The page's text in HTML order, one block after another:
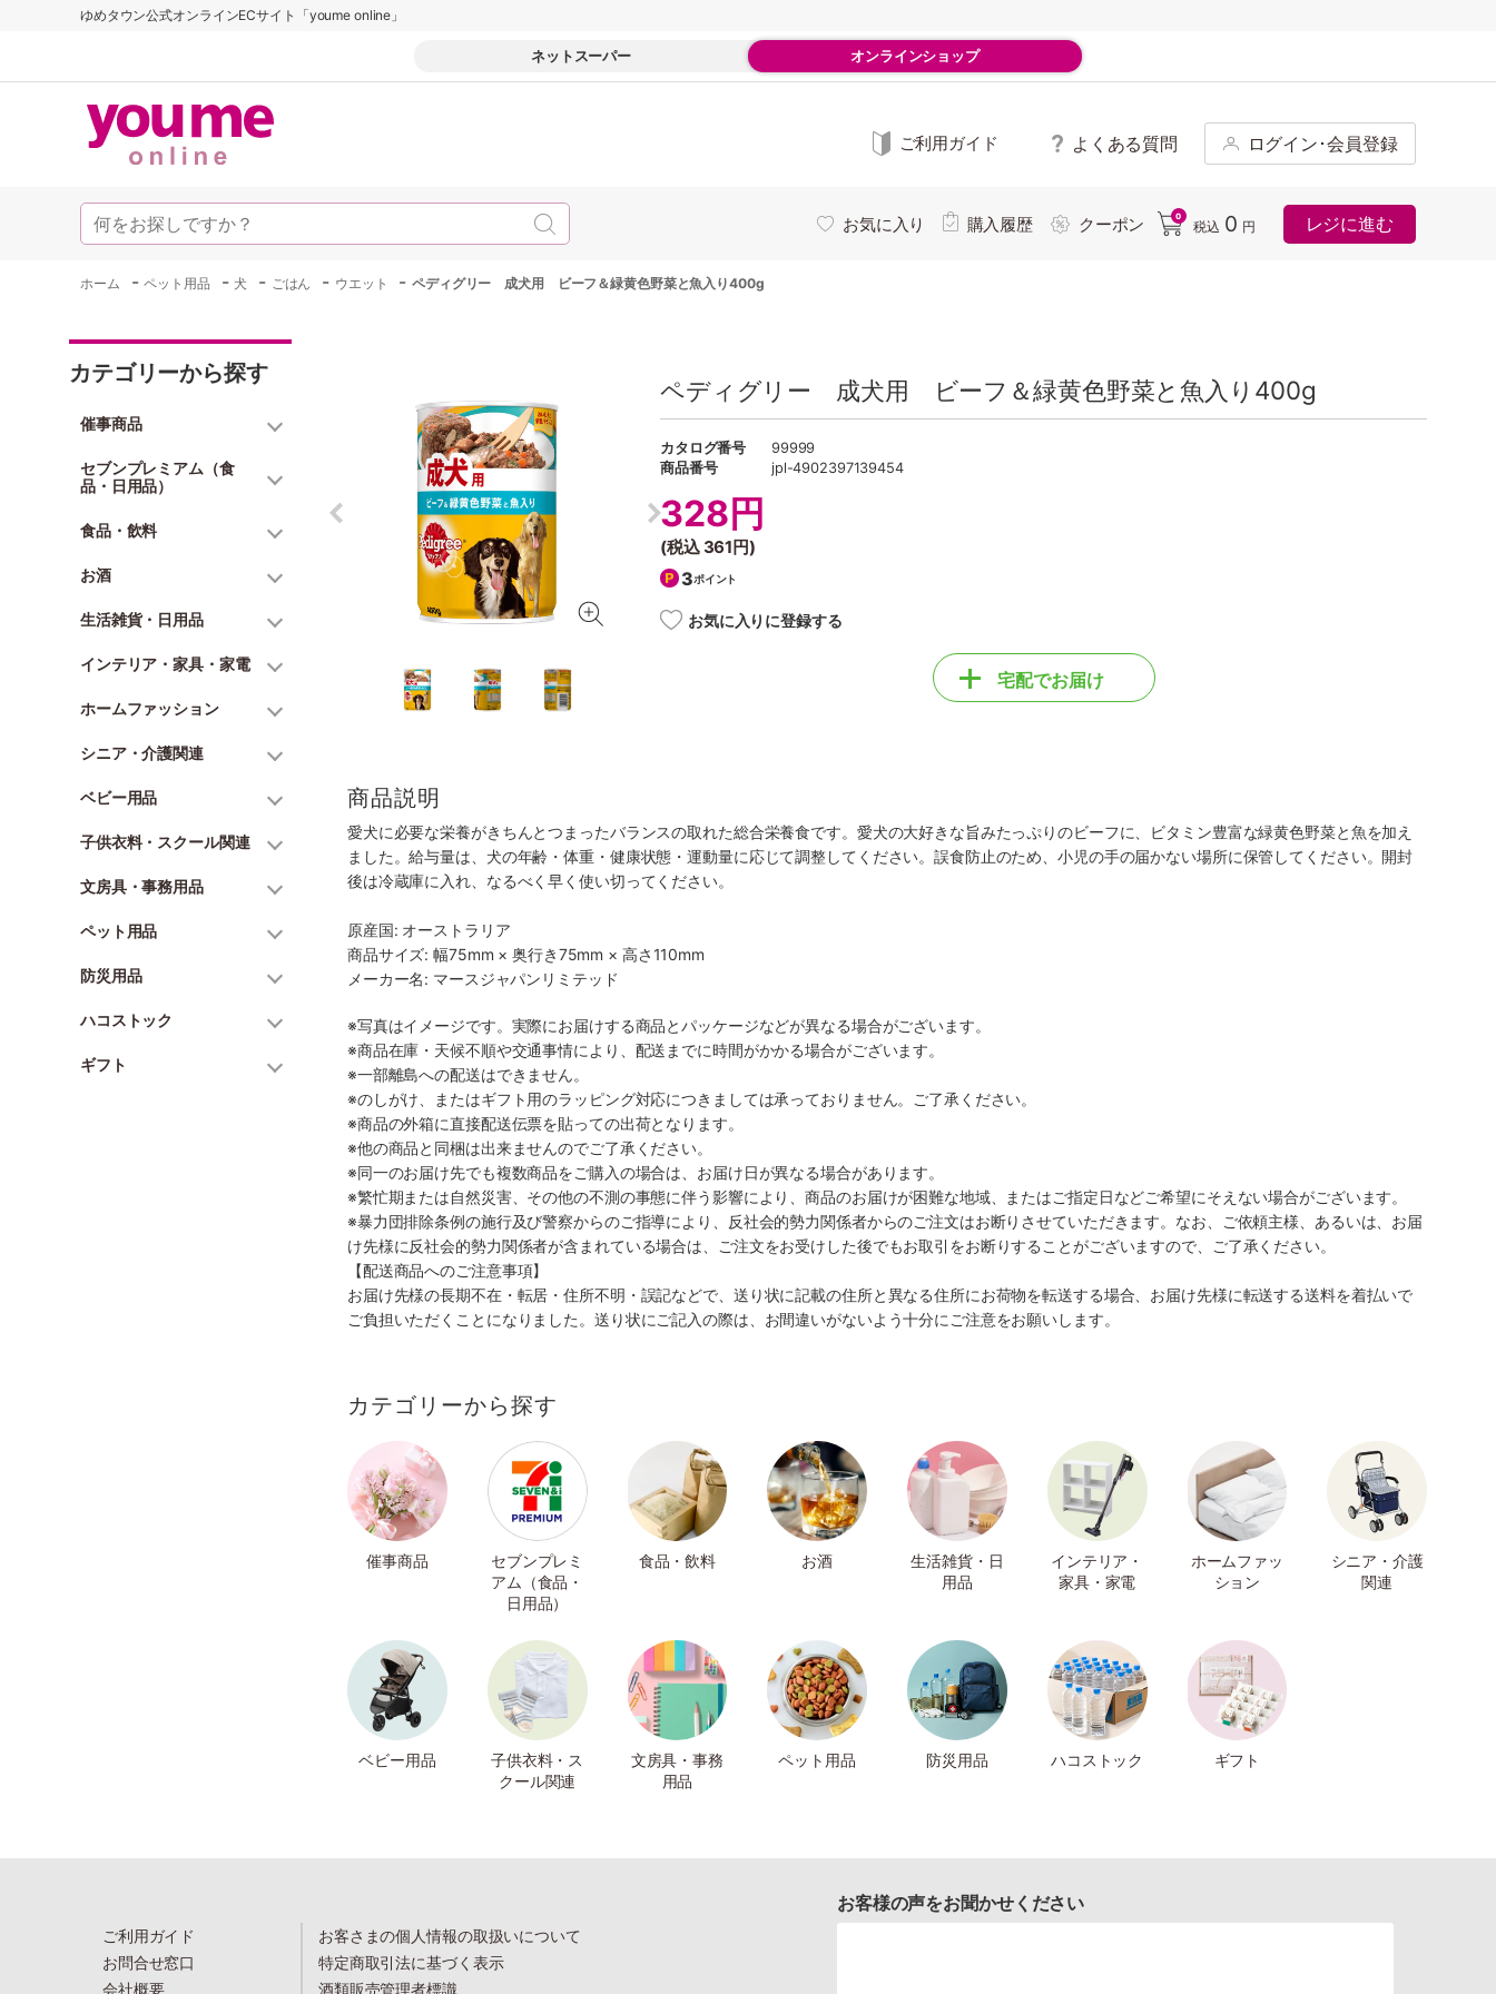
ゆめタウン公式オンラインECサイト「youme online」
ネットスーパー オンラインショップ
ご利用ガイド よくある質問 ログイン･会員登録
お気に入り 購入履歴 クーポン 0
税込 0 円 レジに進む
ホーム -ペット用品 -犬 - ごはん - ウエット -ペディグリー 成犬用 ビーフ＆緑黄色野菜と魚入り400g
カテゴリーから探す
催事商品
セブンプレミアム（食
品・日用品）
食品・飲料
お酒
生活雑貨・日用品
インテリア・家具・家電
ホームファッション
シニア・介護関連
ベビー用品
子供衣料・スクール関連
文房具・事務用品
ペット用品
防災用品
ハコストック
ギフト
ペディグリー 成犬用 ビーフ＆緑黄色野菜と魚入り400g
カタログ番号
99999
商品番号
jpl-4902397139454
328円
(税込 361円)
3ポイント
お気に入りに登録する
宅配でお届け
商品説明
愛犬に必要な栄養がきちんとつまったバランスの取れた総合栄養食です。愛犬の大好きな旨みたっぷりのビーフに、ビタミン豊富な緑黄色野菜と魚を加え
ました。給与量は、犬の年齢・体重・健康状態・運動量に応じて調整してください。誤食防止のため、小児の手の届かない場所に保管してください。開封
後は冷蔵庫に入れ、なるべく早く使い切ってください。
原産国: オーストラリア
商品サイズ: 幅75mm × 奥行き75mm × 高さ110mm
メーカー名: マースジャパンリミテッド
※写真はイメージです。実際にお届けする商品とパッケージなどが異なる場合がございます。
※商品在庫・天候不順や交通事情により、配送までに時間がかかる場合がございます。
※一部離島への配送はできません。
※のしがけ、またはギフト用のラッピング対応につきましては承っておりません。ご了承ください。
※商品の外箱に直接配送伝票を貼っての出荷となります。
※他の商品と同梱は出来ませんのでご了承ください。
※同一のお届け先でも複数商品をご購入の場合は、お届け日が異なる場合があります。
※繁忙期または自然災害、その他の不測の事態に伴う影響により、商品のお届けが困難な地域、またはご指定日などご希望にそえない場合がございます。
※暴力団排除条例の施行及び警察からのご指導により、反社会的勢力関係者からのご注文はお断りさせていただきます。なお、ご依頼主様、あるいは、お届
け先様に反社会的勢力関係者が含まれている場合は、ご注文をお受けした後でもお取引をお断りすることがございますので、ご了承ください。
【配送商品へのご注意事項】
お届け先様の長期不在・転居・住所不明・誤記などで、送り状に記載の住所と異なる住所にお荷物を転送する場合、お届け先様に転送する送料を着払いで
ご負担いただくことになりました。送り状にご記入の際は、お間違いがないよう十分にご注意をお願いします。
カテゴリーから探す
催事商品
セブンプレミ
アム（食品・
日用品）
食品・飲料 お酒
生活雑貨・日
用品
インテリア・
家具・家電
ホームファッ
ション
シニア・介護
関連
ベビー用品
子供衣料・ス
クール関連
文房具・事務
用品
ペット用品 防災用品 ハコストック ギフト
ご利用ガイド
お問合せ窓口
会社概要
お客さまの個人情報の取扱いについて
特定商取引法に基づく表示
酒類販売管理者標識
お客様の声をお聞かせください